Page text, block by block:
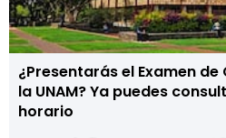
¿Presentarás el Examen
la UNAM? Ya puedes
horario